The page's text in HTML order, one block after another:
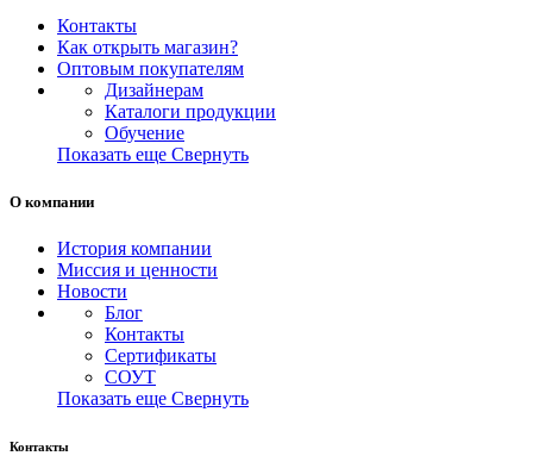
Контакты
Как открыть магазин?
Оптовым покупателям
Дизайнерам
Каталоги продукции
Обучение
Показать еще Свернуть
О компании
История компании
Миссия и ценности
Новости
Блог
Контакты
Сертификаты
СОУТ
Показать еще Свернуть
Контакты